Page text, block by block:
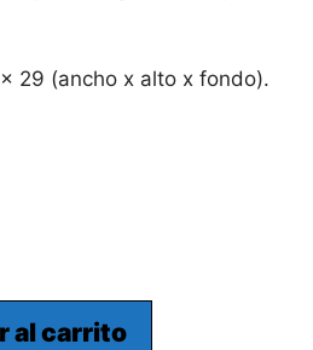
29 (ancho x alto x fondo).
al carrito